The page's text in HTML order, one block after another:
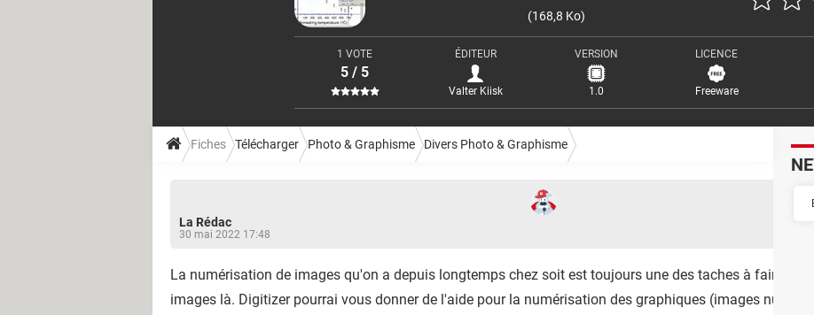
(168,8 Ko)
1 VOTE
5 / 5
ÉDITEUR
Valter Kiisk
VERSION
1.0
LICENCE
Freeware
Fiches Télécharger Photo & Graphisme Divers Photo & Graphisme
La Rédac
30 mai 2022 17:48
La numérisation de images qu'on a depuis longtemps chez soit est toujours une des taches à faire pour
images là. Digitizer pourrai vous donner de l'aide pour la numérisation des graphiques (images